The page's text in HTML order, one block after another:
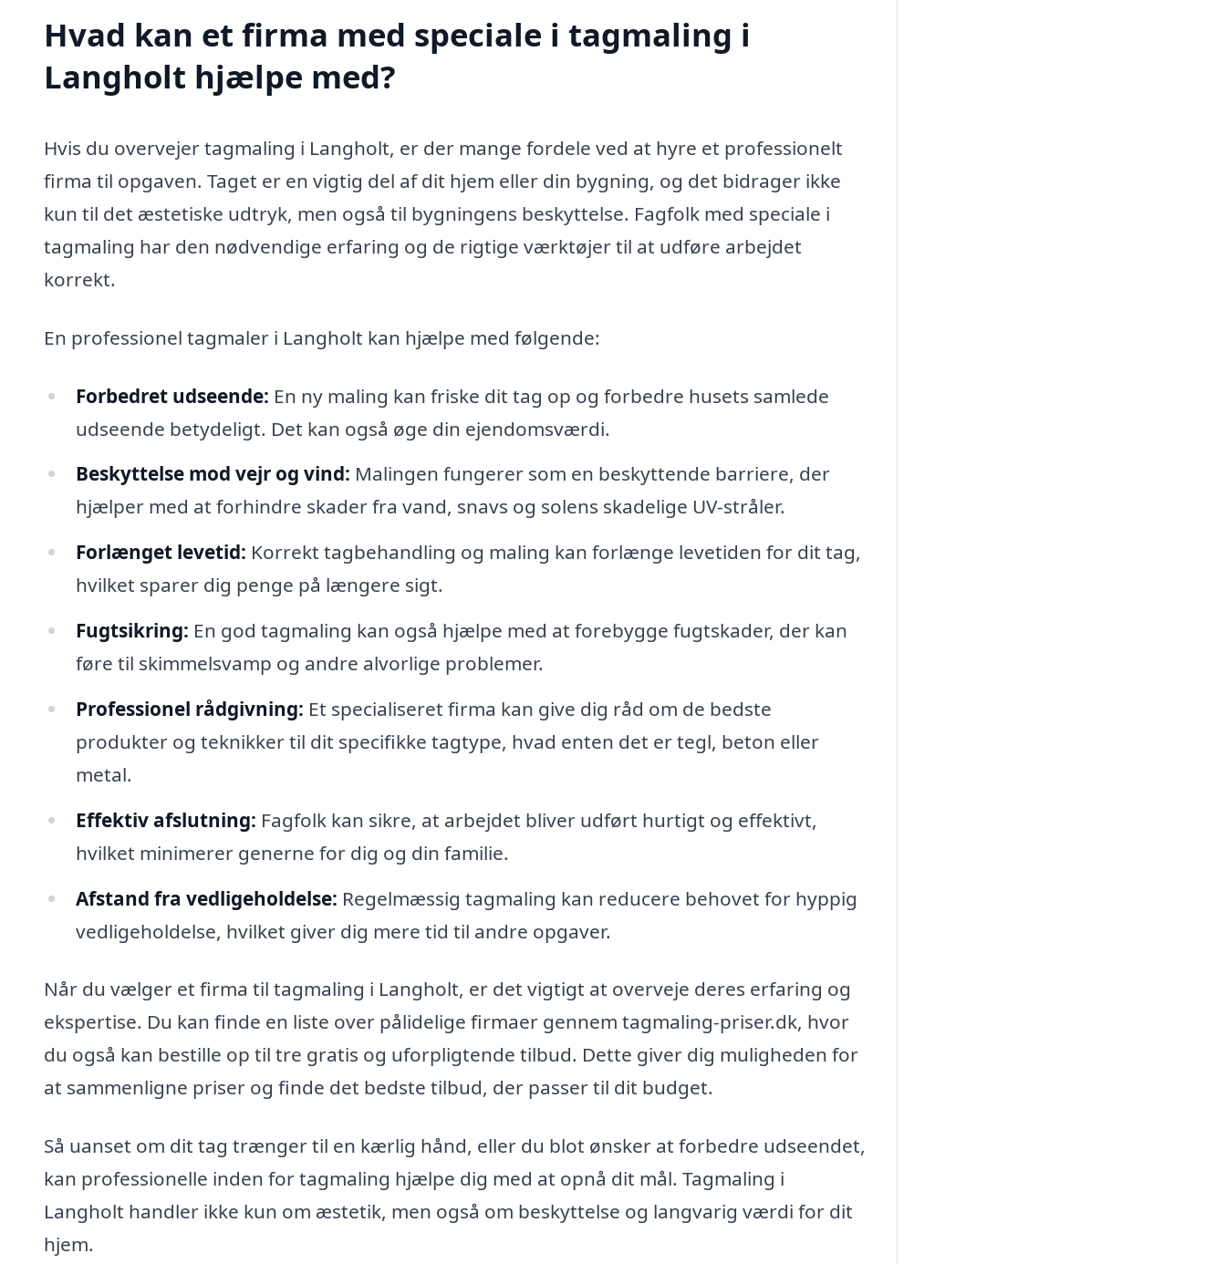
Hvad kan et firma med speciale i tagmaling i
Langholt hjælpe med?
Hvis du overvejer tagmaling i Langholt, er der mange fordele ved at hyre et professionelt
firma til opgaven. Taget er en vigtig del af dit hjem eller din bygning, og det bidrager ikke
kun til det æstetiske udtryk, men også til bygningens beskyttelse. Fagfolk med speciale i
tagmaling har den nødvendige erfaring og de rigtige værktøjer til at udføre arbejdet
korrekt.
En professionel tagmaler i Langholt kan hjælpe med følgende:
Forbedret udseende: En ny maling kan friske dit tag op og forbedre husets samlede
udseende betydeligt. Det kan også øge din ejendomsværdi.
Beskyttelse mod vejr og vind: Malingen fungerer som en beskyttende barriere, der
hjælper med at forhindre skader fra vand, snavs og solens skadelige UV-stråler.
Forlænget levetid: Korrekt tagbehandling og maling kan forlænge levetiden for dit tag,
hvilket sparer dig penge på længere sigt.
Fugtsikring: En god tagmaling kan også hjælpe med at forebygge fugtskader, der kan
føre til skimmelsvamp og andre alvorlige problemer.
Professionel rådgivning: Et specialiseret firma kan give dig råd om de bedste
produkter og teknikker til dit specifikke tagtype, hvad enten det er tegl, beton eller
metal.
Effektiv afslutning: Fagfolk kan sikre, at arbejdet bliver udført hurtigt og effektivt,
hvilket minimerer generne for dig og din familie.
Afstand fra vedligeholdelse: Regelmæssig tagmaling kan reducere behovet for hyppig
vedligeholdelse, hvilket giver dig mere tid til andre opgaver.
Når du vælger et firma til tagmaling i Langholt, er det vigtigt at overveje deres erfaring og
ekspertise. Du kan finde en liste over pålidelige firmaer gennem tagmaling-priser.dk, hvor
du også kan bestille op til tre gratis og uforpligtende tilbud. Dette giver dig muligheden for
at sammenligne priser og finde det bedste tilbud, der passer til dit budget.
Så uanset om dit tag trænger til en kærlig hånd, eller du blot ønsker at forbedre udseendet,
kan professionelle inden for tagmaling hjælpe dig med at opnå dit mål. Tagmaling i
Langholt handler ikke kun om æstetik, men også om beskyttelse og langvarig værdi for dit
hjem.